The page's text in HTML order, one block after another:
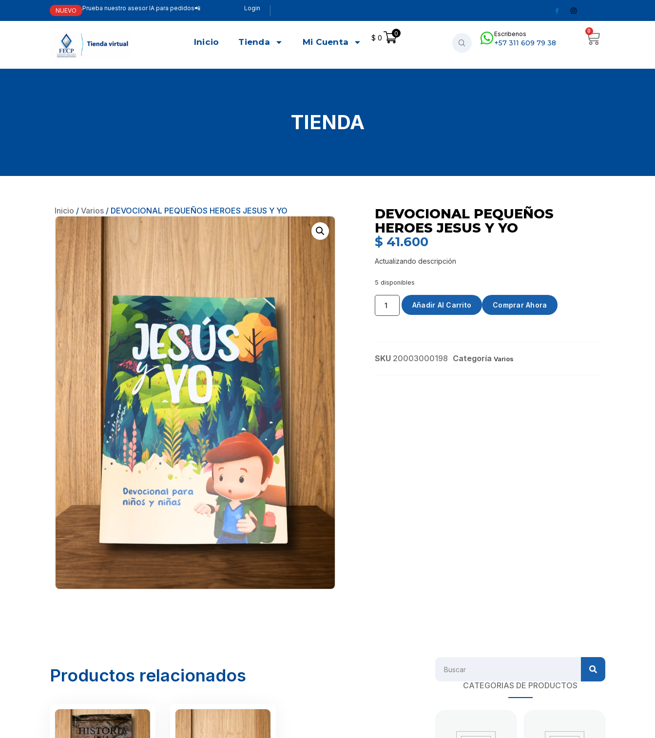
NUEVO Prueba nuestro asesor IA para pedidos📲 Login
Inicio Tienda Mi Cuenta $ 0
0 Escribenos
+57 311 609 79 38
0
TIENDA
Inicio / Varios / DEVOCIONAL PEQUEÑOS HEROES JESUS Y YO
DEVOCIONAL PEQUEÑOS
HEROES JESUS Y YO
$ 41.600
Actualizando descripción
5 disponibles
Añadir Al Carrito Comprar Ahora
SKU 20003000198 Categoría Varios
Productos relacionados CATEGORIAS DE PRODUCTOS